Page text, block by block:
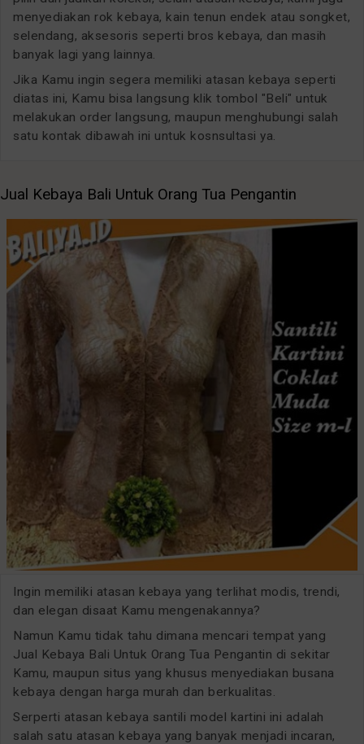
menyediakan rok kebaya, kain tenun endek atau songket,
selendang, aksesoris seperti bros kebaya, dan masih
banyak lagi yang lainnya.
Jika Kamu ingin segera memiliki atasan kebaya seperti
diatas ini, Kamu bisa langsung klik tombol "Beli" untuk
melakukan order langsung, maupun menghubungi salah
satu kontak dibawah ini untuk kosnsultasi ya.
Jual Kebaya Bali Untuk Orang Tua Pengantin
Ingin memiliki atasan kebaya yang terlihat modis, trendi,
dan elegan disaat Kamu mengenakannya?
Namun Kamu tidak tahu dimana mencari tempat yang
Jual Kebaya Bali Untuk Orang Tua Pengantin di sekitar
Kamu, maupun situs yang khusus menyediakan busana
kebaya dengan harga murah dan berkualitas.
Serperti atasan kebaya santili model kartini ini adalah
salah satu atasan kebaya yang banyak menjadi incaran,